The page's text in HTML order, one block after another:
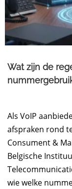
Wat zijn de
Als VoIP
afspraken rond
Consument &
Belgische
wie welke